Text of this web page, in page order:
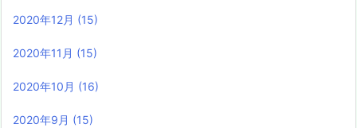
2020年12月 (15)
2020年11月 (15)
2020年10月 (16)
2020年9月 (15)